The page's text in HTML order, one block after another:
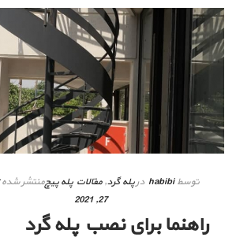
توسط habibi در پله گرد,مقالات پله پیچمنتشر شده
27, 2021
راهنما برای نصب پله گرد